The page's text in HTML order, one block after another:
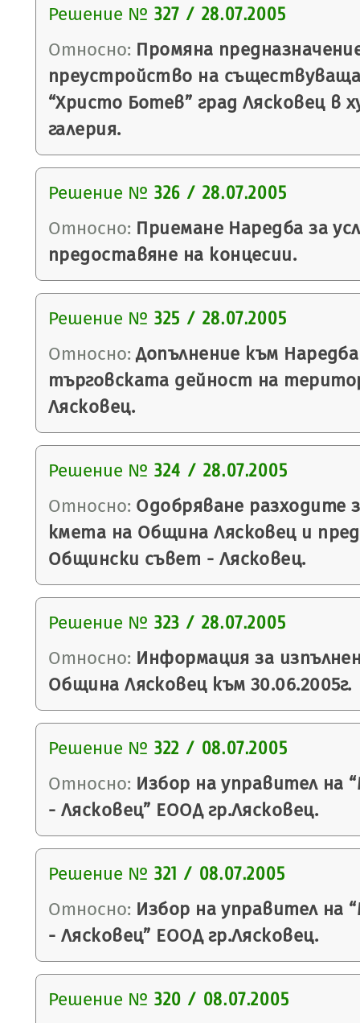
Решение № 327 / 28.07.2005
Относно: Промяна
преустройство на
“Христо Ботев” град Лясковец в
галерия.
Решение № 326 / 28.07.2005
Относно: Приемане Наредба за
предоставяне на концесии.
Решение № 325 / 28.07.2005
Относно: Допълнение към
търговската дейност на
Лясковец.
Решение № 324 / 28.07.2005
Относно: Одобряване разходите
кмета на Община Лясковец и
Общински съвет - Лясковец.
Решение № 323 / 28.07.2005
Относно: Информация за
Община Лясковец към 30.06.2005г.
Решение № 322 / 08.07.2005
Относно: Избор на управител на
- Лясковец” ЕООД гр.Лясковец.
Решение № 321 / 08.07.2005
Относно: Избор на управител на
- Лясковец” ЕООД гр.Лясковец.
Решение № 320 / 08.07.2005